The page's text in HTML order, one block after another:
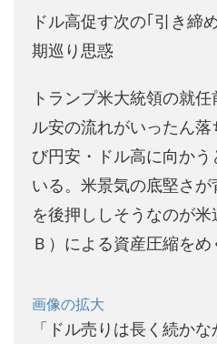
ドル高促す次の｢引き締
期巡り思惑
トランプ米大統領の就
ル安の流れがいったん
び円安・ドル高に向か
いる。米景気の底堅さ
を後押ししそうなのが
Ｂ）による資産圧縮をめ
画像の拡大
「ドル売りは長く続か